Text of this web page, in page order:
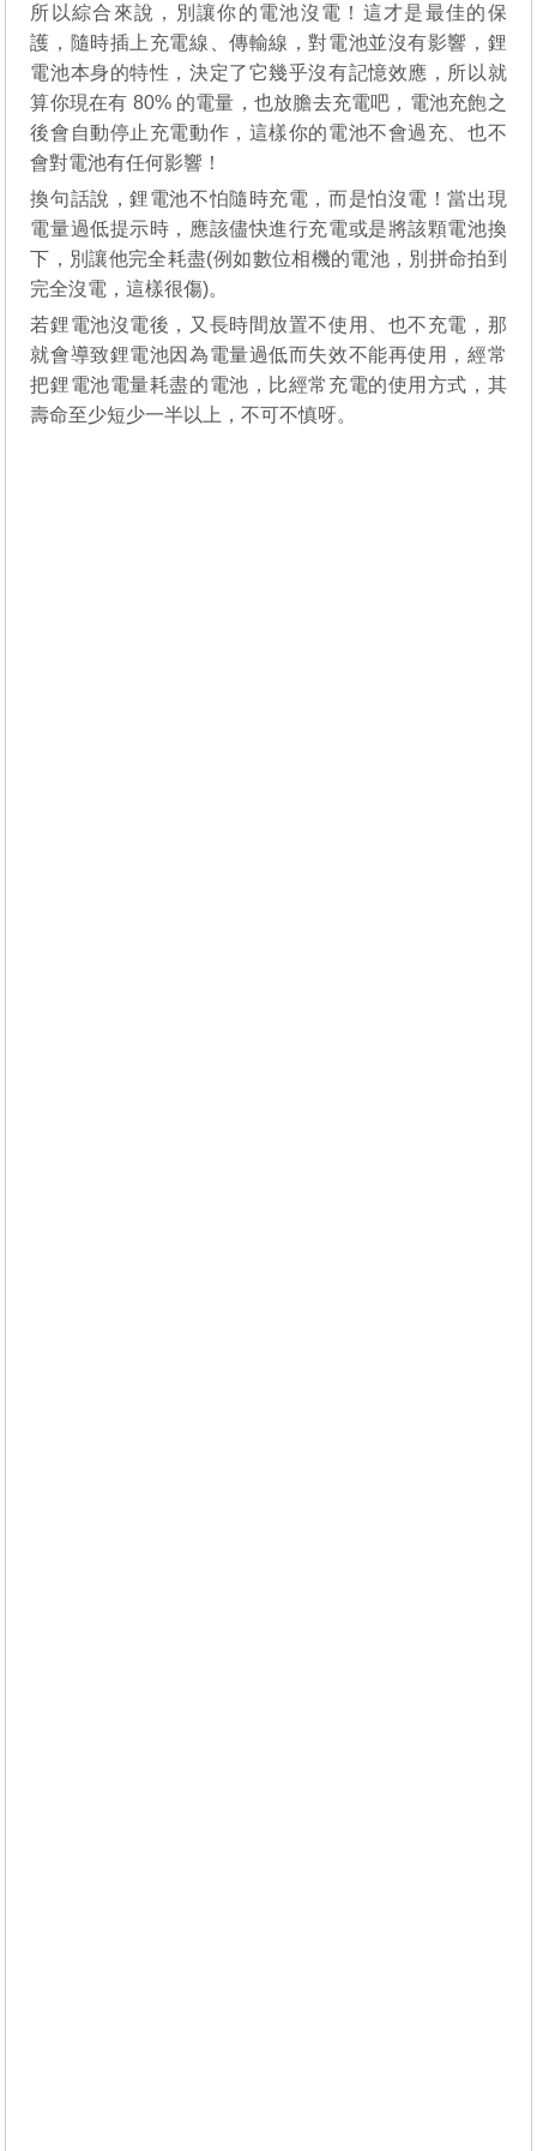
所以綜合來說，別讓你的電池沒電！這才是最佳的保
護，隨時插上充電線、傳輸線，對電池並沒有影響，鋰
電池本身的特性，決定了它幾乎沒有記憶效應，所以就
算你現在有 80% 的電量，也放膽去充電吧，電池充飽之
後會自動停止充電動作，這樣你的電池不會過充、也不
會對電池有任何影響！
換句話說，鋰電池不怕隨時充電，而是怕沒電！當出現
電量過低提示時，應該儘快進行充電或是將該顆電池換
下，別讓他完全耗盡(例如數位相機的電池，別拼命拍到
完全沒電，這樣很傷)。
若鋰電池沒電後，又長時間放置不使用、也不充電，那
就會導致鋰電池因為電量過低而失效不能再使用，經常
把鋰電池電量耗盡的電池，比經常充電的使用方式，其
壽命至少短少一半以上，不可不慎呀。